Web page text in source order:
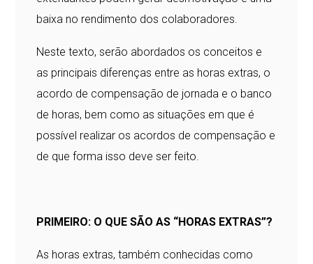
baixa no rendimento dos colaboradores.
Neste texto, serão abordados os conceitos e
as principais diferenças entre as horas extras, o
acordo de compensação de jornada e o banco
de horas, bem como as situações em que é
possível realizar os acordos de compensação e
de que forma isso deve ser feito.
PRIMEIRO: O QUE SÃO AS “HORAS EXTRAS”?
As horas extras, também conhecidas como